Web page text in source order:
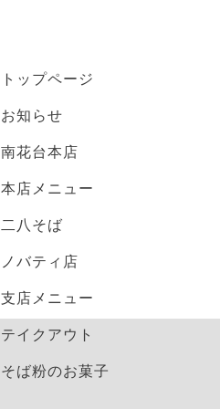
トップページ
お知らせ
南花台本店
本店メニュー
二八そば
ノバティ店
支店メニュー
テイクアウト
そば粉のお菓子